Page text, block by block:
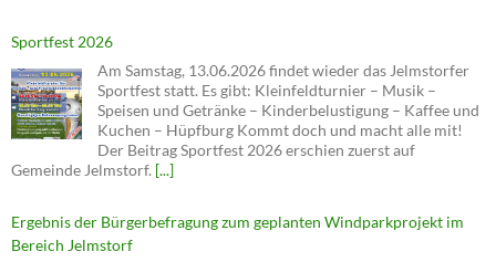
Sportfest 2026
Am Samstag, 13.06.2026 findet wieder das Jelmstorfer
Sportfest statt. Es gibt: Kleinfeldturnier – Musik –
Speisen und Getränke – Kinderbelustigung – Kaffee und
Kuchen – Hüpfburg Kommt doch und macht alle mit!
Der Beitrag Sportfest 2026 erschien zuerst auf
Gemeinde Jelmstorf. [...]
Ergebnis der Bürgerbefragung zum geplanten Windparkprojekt im
Bereich Jelmstorf